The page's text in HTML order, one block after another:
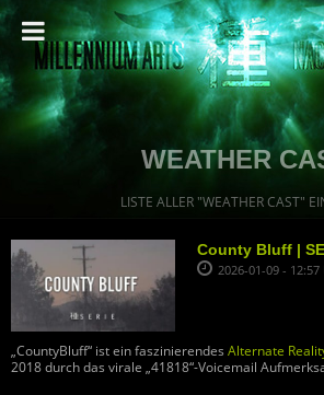
WEATHER
LISTE ALLER "WEATHER CAST"
County Bluff |
2026-01-09 - 12:57
„CountyBluff“ ist ein faszinierendes Alternate
2018 durch das virale „41818“-Voicemail